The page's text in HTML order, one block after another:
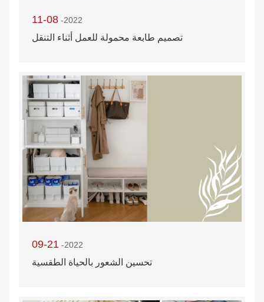
11-08 -2022
تصميم طابعة محمولة للعمل أثناء التنقل
09-21 -2022
تحسين الشعور بالحياة الطقسية